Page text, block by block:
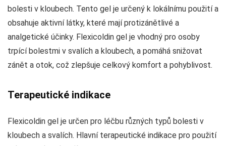
bolesti v kloubech. Tento gel je určený k lokálnímu použití a
obsahuje aktivní látky, které mají protizánětlivé a
analgetické účinky. Flexicoldin gel je vhodný pro osoby
trpící bolestmi v svalích a kloubech, a pomáhá snižovat
zánět a otok, což zlepšuje celkový komfort a pohyblivost.
Terapeutické indikace
Flexicoldin gel je určen pro léčbu různých typů bolesti v
kloubech a svalích. Hlavní terapeutické indikace pro použití